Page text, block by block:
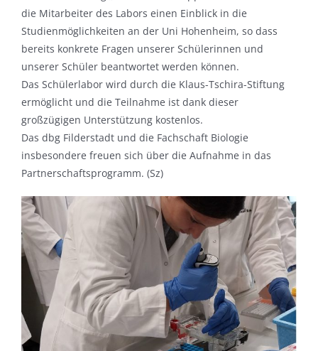
die Mitarbeiter des Labors einen Einblick in die
Studienmöglichkeiten an der Uni Hohenheim, so dass
bereits konkrete Fragen unserer Schülerinnen und
unserer Schüler beantwortet werden können.
Das Schülerlabor wird durch die Klaus-Tschira-Stiftung
ermöglicht und die Teilnahme ist dank dieser
großzügigen Unterstützung kostenlos.
Das dbg Filderstadt und die Fachschaft Biologie
insbesondere freuen sich über die Aufnahme in das
Partnerschaftsprogramm. (Sz)